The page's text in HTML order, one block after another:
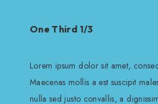
One Third 1/3
Lorem ipsum dolor sit amet,
Maecenas mollis a est suscipit
nulla sed justo convallis, a